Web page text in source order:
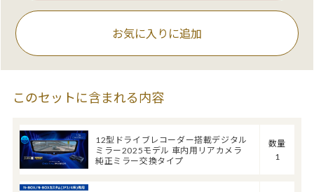
お気に入りに追加
このセットに含まれる内容
12型ドライブレコーダー搭載デジタル
ミラー2025モデル 車内用リアカメラ
純正ミラー交換タイプ
数量
1